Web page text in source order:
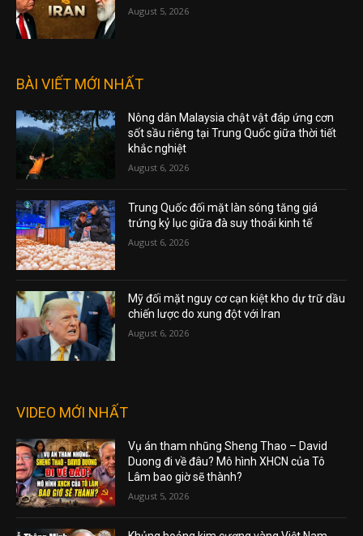
August 5, 2026
BÀI VIẾT MỚI NHẤT
Nông dân Malaysia chật vật đáp ứng cơn
sốt sầu riêng tại Trung Quốc giữa thời tiết
khắc nghiệt
August 6, 2026
Trung Quốc đối mặt làn sóng tăng giá
trứng kỷ lục giữa đà suy thoái kinh tế
August 6, 2026
Mỹ đối mặt nguy cơ cạn kiệt kho dự trữ dầu
chiến lược do xung đột với Iran
August 6, 2026
VIDEO MỚI NHẤT
Vụ án tham nhũng Sheng Thao – David
Duong đi về đâu? Mô hình XHCN của Tô
Lâm bao giờ sẽ thành?
August 5, 2026